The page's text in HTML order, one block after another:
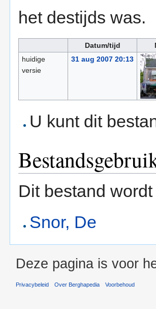
het destijds was.
Datum/tijd
huidige
versie
31 aug 2007 20:13
U kunt dit
Dit bestand
Snor, De
Deze pagina is voor
Privacybeleid Over Berghapedia Voorbehoud